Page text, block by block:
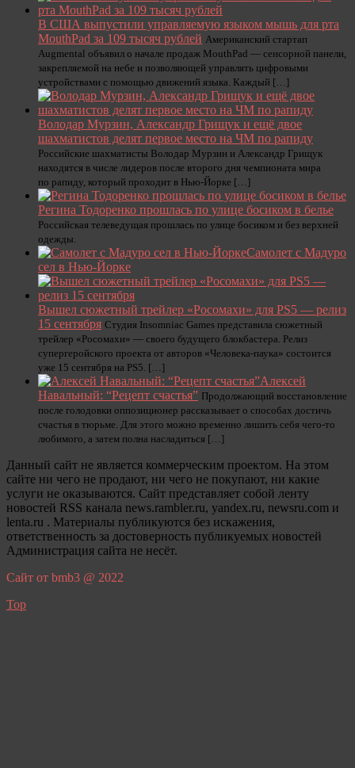
В США выпустили управляемую языком мышь для рта
MouthPad за 109 тысяч рублей Американский стартап
Augmental объявил о начале продаж MouthPad — сенсорной панели,
закрепляемой на небе и позволяющей управлять цифровыми
устройствами с помощью движений языка. Каждый […]
Володар Мурзин, Александр Грищук и ещё двое
шахматистов делят первое место на ЧМ по рапиду
Российские шахматисты Володар Мурзин и Александр Грищук
находятся в числе лидеров после второго дня чемпионата мира
по рапиду, который проходит в Нью-Йорке […]
Регина Тодоренко прошлась по улице босиком в белье
Российская телеведущая прошлась по улице босиком и без верхней
одежды.
Самолет с Мадуро
сел в Нью-Йорке
Вышел сюжетный трейлер «Росомахи» для PS5 — релиз
15 сентября Студия Insomniac Games представила сюжетный
трейлер «Росомахи» — своего будущего блокбастера. Релиз
супергеройского проекта от авторов «Человека-паука» состоится
уже 15 сентября на PS5. […]
Алексей
Навальный: “Рецепт счастья” Продолжающий восстановление
после голодовки оппозиционер рассказывает о способах достичь
счастья в тюрьме. Для этого можно временно лишить себя чего-то
любимого, а затем полна насладиться […]
Данный сайт не является коммерческим проектом. На этом
сайте ни чего не продают, ни чего не покупают, ни какие
услуги не оказываются. Сайт представляет собой ленту
новостей RSS канала news.rambler.ru, yandex.ru, newsru.com и
lenta.ru . Материалы публикуются без искажения,
ответственность за достоверность публикуемых новостей
Администрация сайта не несёт.
Сайт от bmb3 @ 2022
Top